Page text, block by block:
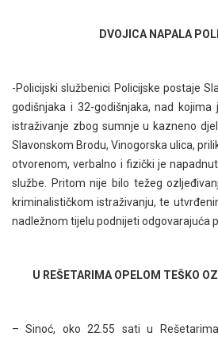
DVOJICA NAPALA
-Policijski službenici Policijske postaje
godišnjaka i 32-godišnjaka, nad
istraživanje zbog sumnje u kazneno
Slavonskom Brodu, Vinogorska ulica,
otvorenom, verbalno i fizički je
službe. Pritom nije bilo težeg
kriminalističkom istraživanju, te
nadležnom tijelu podnijeti odgovarajuća
U REŠETARIMA OPELOM TEŠKO
– Sinoć, oko 22.55 sati u